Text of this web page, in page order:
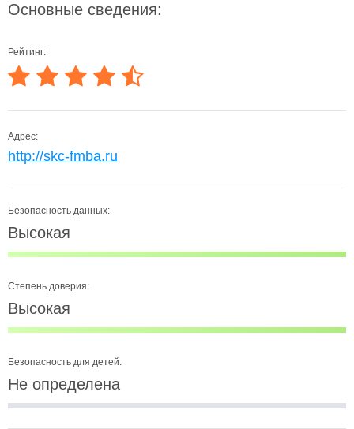
Основные сведения:
Рейтинг:
Адрес:
http://skc-fmba.ru
Безопасность данных:
Высокая
Степень доверия:
Высокая
Безопасность для детей:
Не определена